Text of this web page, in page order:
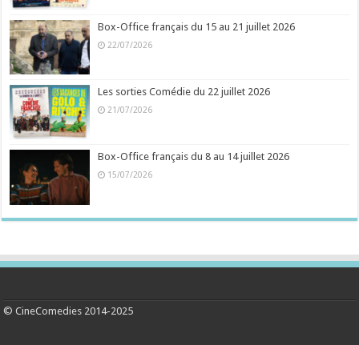
Box-Office français du 15 au 21 juillet 2026
22/07/2026
Les sorties Comédie du 22 juillet 2026
21/07/2026
Box-Office français du 8 au 14 juillet 2026
15/07/2026
© CineComedies 2014-2025